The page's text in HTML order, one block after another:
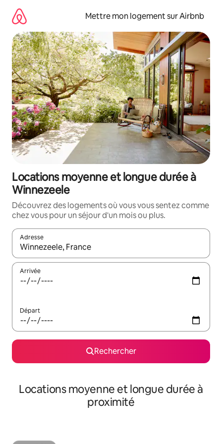
directement
contenu
Mettre mon logement sur Airbnb
Locations moyenne et longue durée à
Winnezeele
Découvrez des logements où vous vous sentez comme
chez vous pour un séjour d'un mois ou plus.
Adresse
Lorsque les résultats s'affichent, utilisez les flèches vers le
Arrivée
Départ
Rechercher
Locations moyenne et longue durée à
proximité